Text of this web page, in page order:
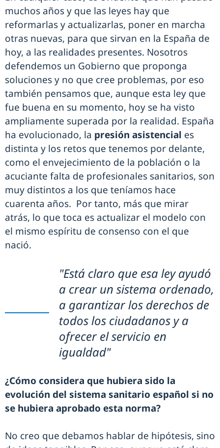
muchos años y que las leyes hay que
reformarlas y actualizarlas, poner en marcha
otras nuevas, para que sirvan en la España de
hoy, a las realidades presentes. Nosotros
defendemos un Gobierno que proponga
soluciones y no que cree problemas, por eso
también pensamos que, aunque esta ley que
fue buena en su momento, hoy se ha visto
ampliamente superada por la realidad. España
ha evolucionado, la presión asistencial es
distinta y los retos que tenemos por delante,
como el envejecimiento de la población o la
acuciante falta de profesionales sanitarios, son
muy distintos a los que teníamos hace
cuarenta años. Por tanto, más que mirar
atrás, lo que toca es actualizar el modelo con
el mismo espíritu de consenso con el que
nació.
"Está claro que esa ley ayudó
a crear un sistema ordenado,
a garantizar los derechos de
todos los ciudadanos y a
ofrecer el servicio en
igualdad"
¿Cómo considera que hubiera sido la
evolución del sistema sanitario español si no
se hubiera aprobado esta norma?
No creo que debamos hablar de hipótesis, sino